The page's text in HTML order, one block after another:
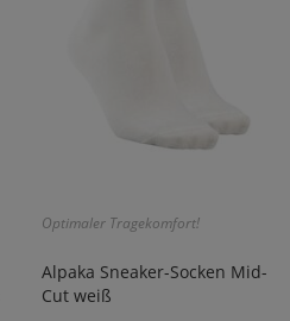
Optimaler Tragekomfort!
Alpaka Sneaker-Socken Mid-
Cut weiß